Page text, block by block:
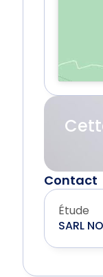
Contact
Étude
SARL